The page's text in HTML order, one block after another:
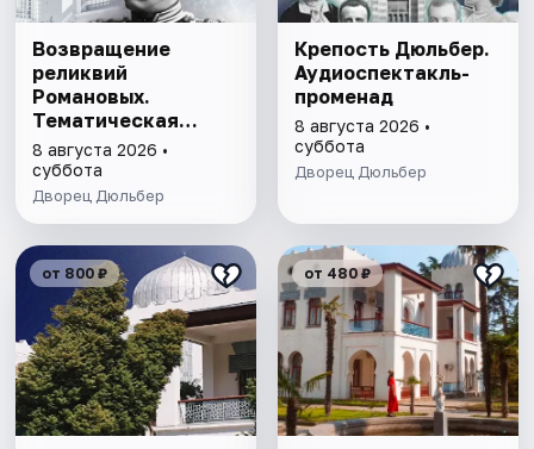
Возвращение
реликвий
Романовых.
Тематическая
экскурсия
8 августа 2026 •
суббота
Дворец Дюльбер
Крепость Дюльбер.
Аудиоспектакль-
променад
8 августа 2026 •
суббота
Дворец Дюльбер
от 800 ₽ от 480 ₽